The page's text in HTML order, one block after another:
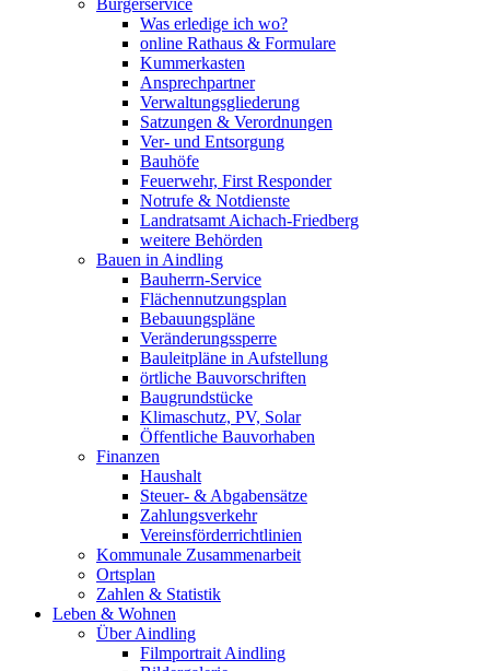
Bürgerservice
Was erledige ich wo?
online Rathaus & Formulare
Kummerkasten
Ansprechpartner
Verwaltungsgliederung
Satzungen & Verordnungen
Ver- und Entsorgung
Bauhöfe
Feuerwehr, First Responder
Notrufe & Notdienste
Landratsamt Aichach-Friedberg
weitere Behörden
Bauen in Aindling
Bauherrn-Service
Flächennutzungsplan
Bebauungspläne
Veränderungssperre
Bauleitpläne in Aufstellung
örtliche Bauvorschriften
Baugrundstücke
Klimaschutz, PV, Solar
Öffentliche Bauvorhaben
Finanzen
Haushalt
Steuer- & Abgabensätze
Zahlungsverkehr
Vereinsförderrichtlinien
Kommunale Zusammenarbeit
Ortsplan
Zahlen & Statistik
Leben & Wohnen
Über Aindling
Filmportrait Aindling